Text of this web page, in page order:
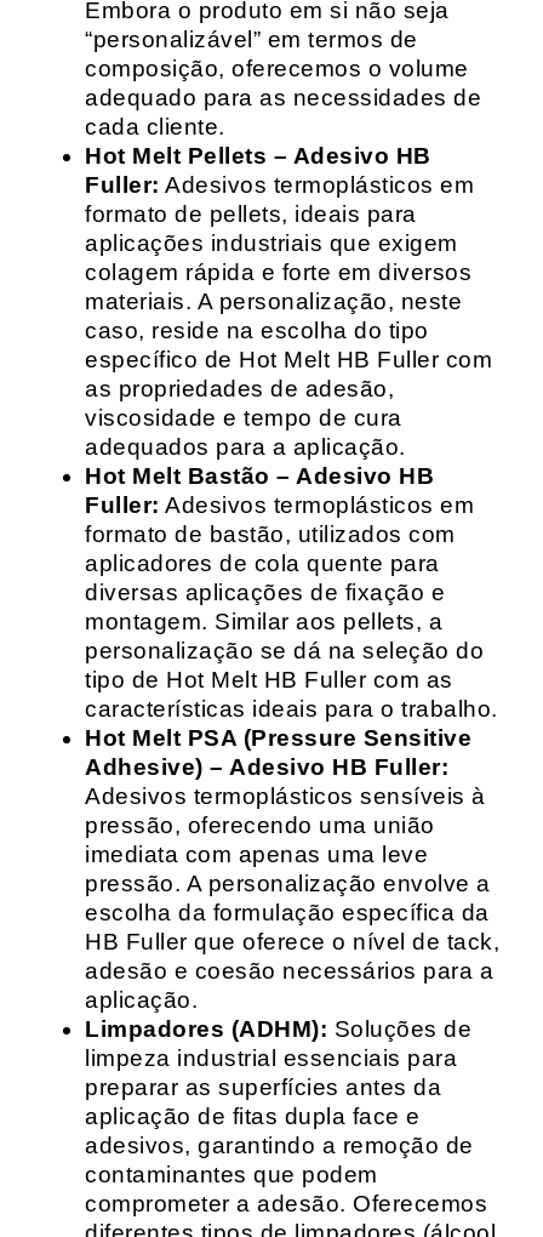
Embora o produto em si não seja
“personalizável” em termos de
composição, oferecemos o volume
adequado para as necessidades de
cada cliente.
Hot Melt Pellets – Adesivo HB
Fuller: Adesivos termoplásticos em
formato de pellets, ideais para
aplicações industriais que exigem
colagem rápida e forte em diversos
materiais. A personalização, neste
caso, reside na escolha do tipo
específico de Hot Melt HB Fuller com
as propriedades de adesão,
viscosidade e tempo de cura
adequados para a aplicação.
Hot Melt Bastão – Adesivo HB
Fuller: Adesivos termoplásticos em
formato de bastão, utilizados com
aplicadores de cola quente para
diversas aplicações de fixação e
montagem. Similar aos pellets, a
personalização se dá na seleção do
tipo de Hot Melt HB Fuller com as
características ideais para o trabalho.
Hot Melt PSA (Pressure Sensitive
Adhesive) – Adesivo HB Fuller:
Adesivos termoplásticos sensíveis à
pressão, oferecendo uma união
imediata com apenas uma leve
pressão. A personalização envolve a
escolha da formulação específica da
HB Fuller que oferece o nível de tack,
adesão e coesão necessários para a
aplicação.
Limpadores (ADHM): Soluções de
limpeza industrial essenciais para
preparar as superfícies antes da
aplicação de fitas dupla face e
adesivos, garantindo a remoção de
contaminantes que podem
comprometer a adesão. Oferecemos